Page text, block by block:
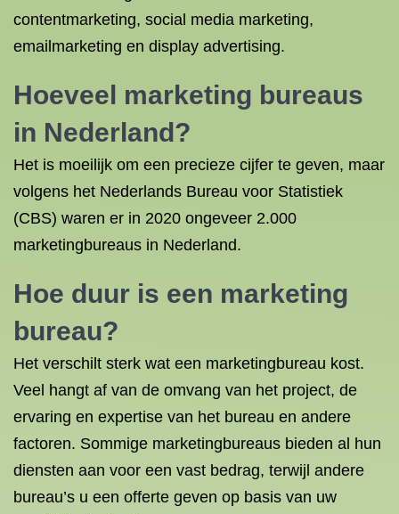
contentmarketing, social media marketing,
emailmarketing en display advertising.
Hoeveel marketing bureaus
in Nederland?
Het is moeilijk om een precieze cijfer te geven, maar
volgens het Nederlands Bureau voor Statistiek
(CBS) waren er in 2020 ongeveer 2.000
marketingbureaus in Nederland.
Hoe duur is een marketing
bureau?
Het verschilt sterk wat een marketingbureau kost.
Veel hangt af van de omvang van het project, de
ervaring en expertise van het bureau en andere
factoren. Sommige marketingbureaus bieden al hun
diensten aan voor een vast bedrag, terwijl andere
bureau’s u een offerte geven op basis van uw